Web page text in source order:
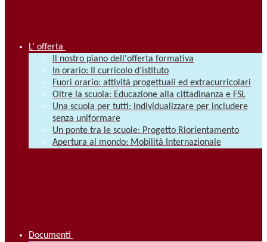
L’ offerta
Il nostro piano dell'offerta formativa
In orario: Il curricolo d’istituto
Fuori orario: attività progettuali ed extracurricolari
Oltre la scuola: Educazione alla cittadinanza e FSL
Una scuola per tutti: individualizzare per includere
senza uniformare
Un ponte tra le scuole: Progetto Riorientamento
Apertura al mondo: Mobilità Internazionale
Documenti